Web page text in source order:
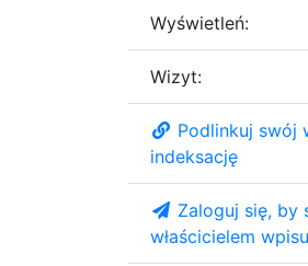
Wyświetleń:
Wizyt:
Podlinkuj swój
indeksację
Zaloguj się, by
właścicielem wpisu